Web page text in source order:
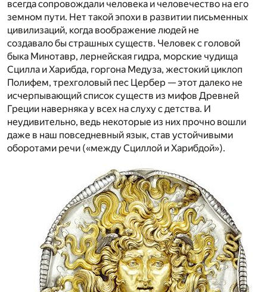
всегда сопровождали человека и человечество на его
земном пути. Нет такой эпохи в развитии письменных
цивилизаций, когда воображение людей не
создавало бы страшных существ. Человек с головой
быка Минотавр, лернейская гидра, морские чудища
Сцилла и Харибда, горгона Медуза, жестокий циклоп
Полифем, трехголовый пес Цербер — этот далеко не
исчерпывающий список существ из мифов Древней
Греции наверняка у всех на слуху с детства. И
неудивительно, ведь некоторые из них прочно вошли
даже в наш повседневный язык, став устойчивыми
оборотами речи («между Сциллой и Харибдой»).